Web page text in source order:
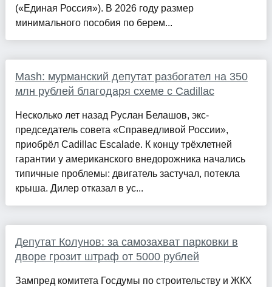
(«Единая Россия»). В 2026 году размер
минимального пособия по берем...
Mash: мурманский депутат разбогател на 350
млн рублей благодаря схеме с Cadillac
Несколько лет назад Руслан Белашов, экс-
председатель совета «Справедливой России»,
приобрёл Cadillac Escalade. К концу трёхлетней
гарантии у американского внедорожника начались
типичные проблемы: двигатель застучал, потекла
крыша. Дилер отказал в ус...
Депутат Колунов: за самозахват парковки в
дворе грозит штраф от 5000 рублей
Зампред комитета Госдумы по строительству и ЖКХ